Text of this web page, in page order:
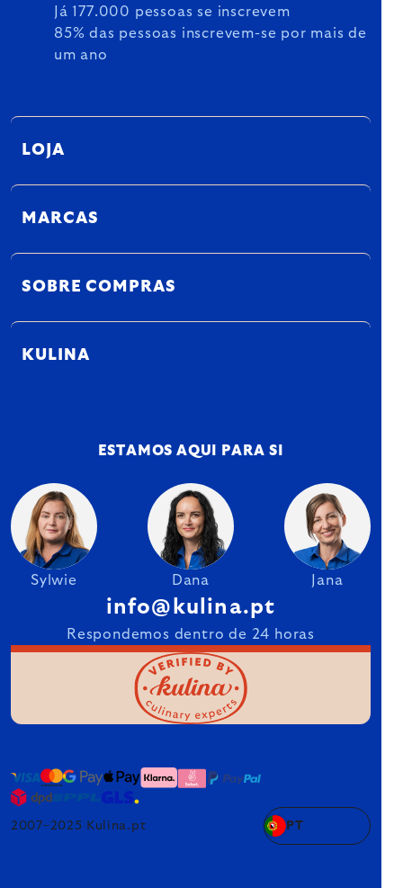
Já 177.000 pessoas se inscrevem
85% das pessoas inscrevem-se por mais de
um ano
LOJA
MARCAS
SOBRE COMPRAS
KULINA
ESTAMOS AQUI PARA SI
Sylwie Dana Jana
info@kulina.pt
Respondemos dentro de 24 horas
2007–2025 Kulina.pt PT